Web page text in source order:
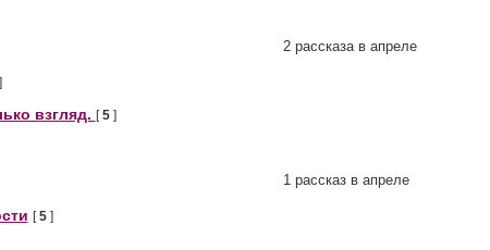
2 рассказа в апреле
взгляд. [5]
1 рассказ в апреле
[5]